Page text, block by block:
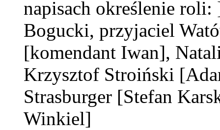
napisach określenie roli:
Bogucki, przyjaciel
[komendant Iwan],
Krzysztof Stroiński
Strasburger [Stefan
Winkiel]